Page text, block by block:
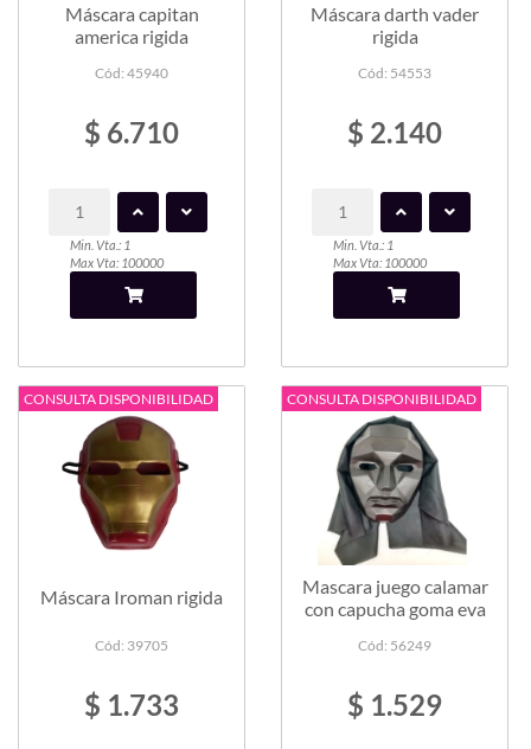
Máscara capitan
america rigida
Cód: 45940
$ 6.710
Min. Vta.: 1
Max Vta: 100000
Máscara darth vader
rigida
Cód: 54553
$ 2.140
Min. Vta.: 1
Max Vta: 100000
CONSULTA DISPONIBILIDAD
Máscara Iroman rigida
Cód: 39705
$ 1.733
CONSULTA DISPONIBILIDAD
Mascara juego calamar
con capucha goma eva
Cód: 56249
$ 1.529